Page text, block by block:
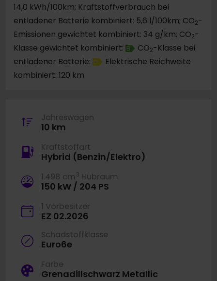
14,0 kWh/100km; Kraftstoffverbrauch bei
entladener Batterie kombiniert: 5,6 l/100km; CO2-
Emissionen gewichtet kombiniert: 34 g/km; CO2-
Klasse gewichtet kombiniert: B CO2-Klasse bei
entladener Batterie: D
Elektrische Reichweite
kombiniert: 120 km
Jahreswagen
10 km
Kraftstoffart
Hybrid (Benzin/Elektro)
1.498 cm 3 Hubraum
150 kW / 204 PS
1 Vorbesitzer
EZ 02.2026
Schadstoffklasse
Euro6e
Farbe
Grenadillschwarz Metallic